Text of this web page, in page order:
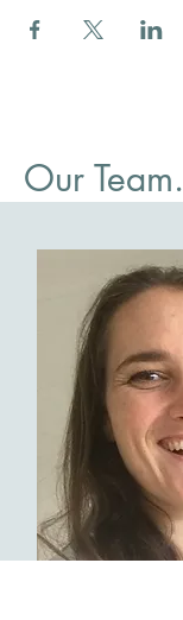
Our Team.